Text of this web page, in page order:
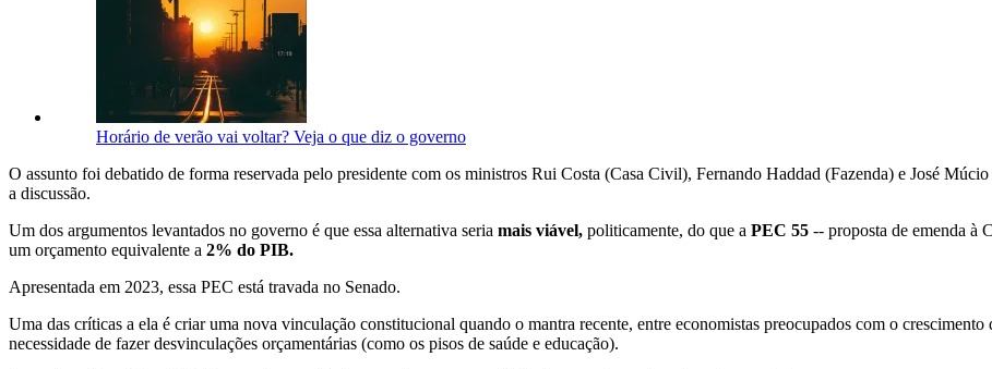
Horário de verão vai voltar? Veja o que diz o governo
O assunto foi debatido de forma reservada pelo presidente com os ministros Rui Costa (Casa Civil), Fernando Haddad (Fazenda) e José
a discussão.
Um dos argumentos levantados no governo é que essa alternativa seria mais viável, politicamente, do que a PEC 55 -- proposta de emenda à
um orçamento equivalente a 2% do PIB.
Apresentada em 2023, essa PEC está travada no Senado.
Uma das críticas a ela é criar uma nova vinculação constitucional quando o mantra recente, entre economistas preocupados com o
necessidade de fazer desvinculações orçamentárias (como os pisos de saúde e educação).